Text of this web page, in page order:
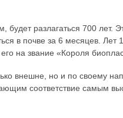
будет разлагаться 700 лет.
в почве за 6 месяцев. Лет
на звание «Короля
внешне, но и по своему
соответствие самым